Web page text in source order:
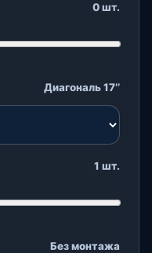
0шт.
Диагональ 17’’
1 шт.
Без монтажа